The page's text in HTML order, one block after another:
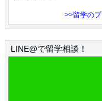
>>留学の
LINE@で留学相談！